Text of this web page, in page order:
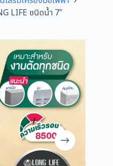
LIFE ชนิดน้ำ 7″